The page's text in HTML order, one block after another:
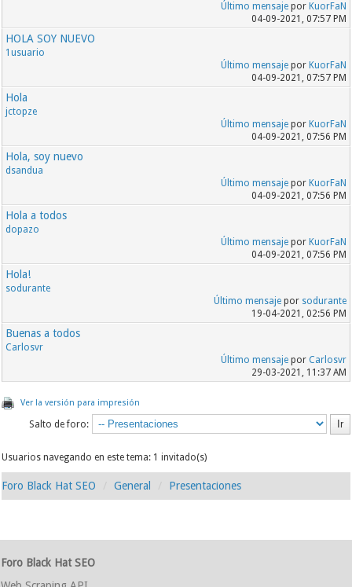
Último mensajepor KuorFaN
04-09-2021, 07:57 PM
HOLA SOY NUEVO
1usuario
Último mensajepor KuorFaN
04-09-2021, 07:57 PM
Hola
jctopze
Último mensajepor KuorFaN
04-09-2021, 07:56 PM
Hola, soy nuevo
dsandua
Último mensajepor KuorFaN
04-09-2021, 07:56 PM
Hola a todos
dopazo
Último mensajepor KuorFaN
04-09-2021, 07:56 PM
Hola!
sodurante
Último mensajepor sodurante
19-04-2021, 02:56 PM
Buenas a todos
Carlosvr
Último mensajepor Carlosvr
29-03-2021, 11:37 AM
Ver la versión para impresión
Salto de foro:
Usuarios navegando en este tema: 1 invitado(s)
Foro Black Hat SEO General Presentaciones
Foro Black Hat SEO